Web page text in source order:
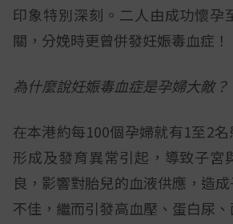
印象特別深刻。二人由成功懷孕
關，分娩時更曾併發妊娠毒血症！
為什麼說妊娠毒血症是孕婦大敵？
在本港約每100個孕婦就有1至2
形成及發育異常引起，導致子宮
良，影響對胎兒的血液供應，造
不佳，繼而引發高血壓、蛋白尿、